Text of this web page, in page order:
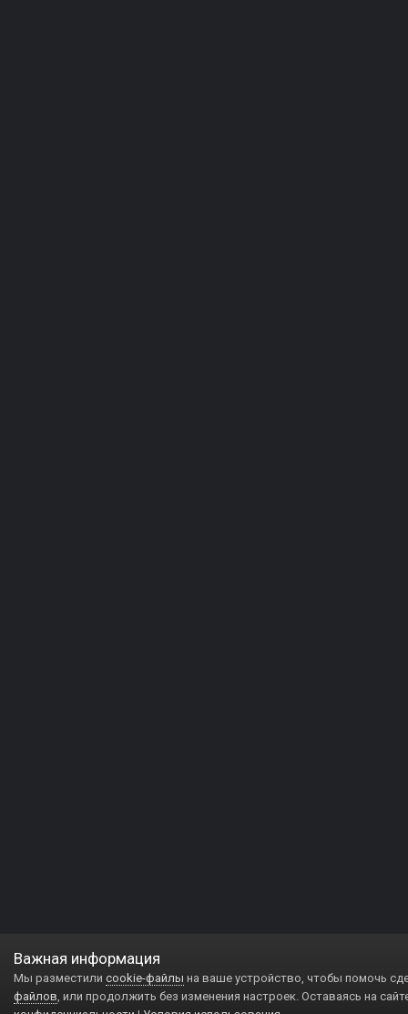
Важная информация
Мы разместили cookie-файлы на ваше устройство, чтобы помочь
файлов, или продолжить без изменения настроек. Оставаясь на